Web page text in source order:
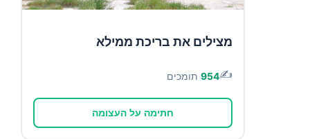
מצילים את בריכת ממילא
✍️
954 תומכים
חתימה על העצומה